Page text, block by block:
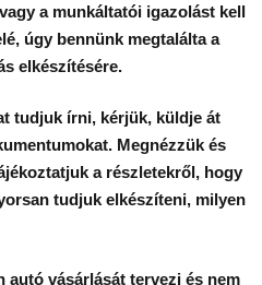
a munkáltatói igazolást kell
úgy bennünk megtalálta a
elkészítésére.
tudjuk írni, kérjük, küldje át
Megnézzük és
a részletekről, hogy
tudjuk elkészíteni, milyen
autó vásárlását tervezi és nem